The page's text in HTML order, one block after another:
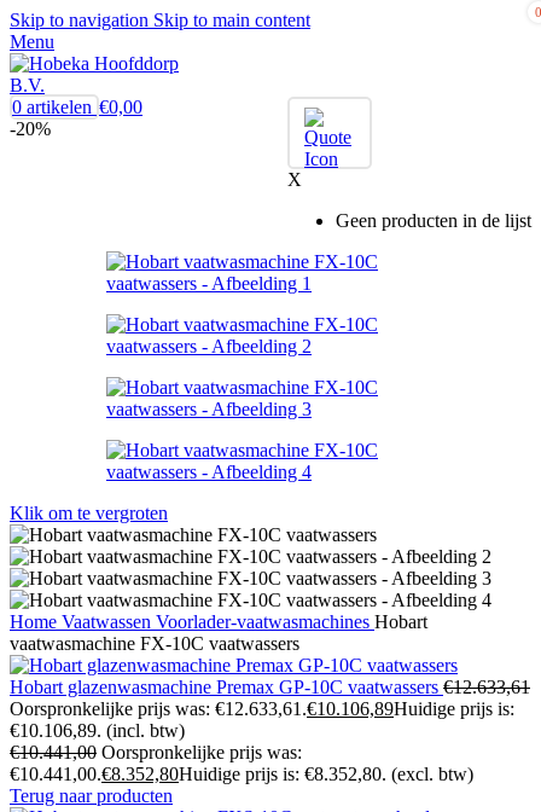
Skip to navigation Skip to main content
Menu
0
X
Geen producten in de lijst
0 artikelen €0,00
-20%
Klik om te vergroten
Home Vaatwassen Voorlader-vaatwasmachines Hobart
vaatwasmachine FX-10C vaatwassers
Hobart glazenwasmachine Premax GP-10C vaatwassers €12.633,61
Oorspronkelijke prijs was: €12.633,61.€10.106,89Huidige prijs is:
€10.106,89. (incl. btw)
€10.441,00 Oorspronkelijke prijs was:
€10.441,00.€8.352,80Huidige prijs is: €8.352,80. (excl. btw)
Terug naar producten